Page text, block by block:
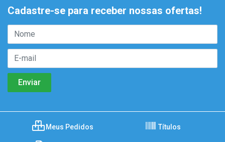
Cadastre-se para receber nossas ofertas!
Meus Pedidos Títulos